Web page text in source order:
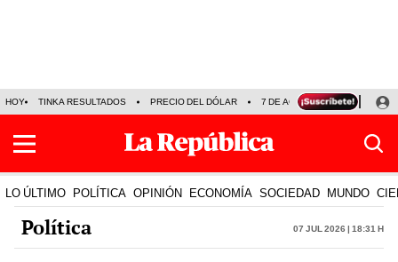
HOY TINKA RESULTADOS PRECIO DEL DÓLAR 7 DE AGOSTO OLLANTA
LO ÚLTIMO POLÍTICA OPINIÓN ECONOMÍA SOCIEDAD MUNDO
Política 07 Jul 2026 | 18:31 h